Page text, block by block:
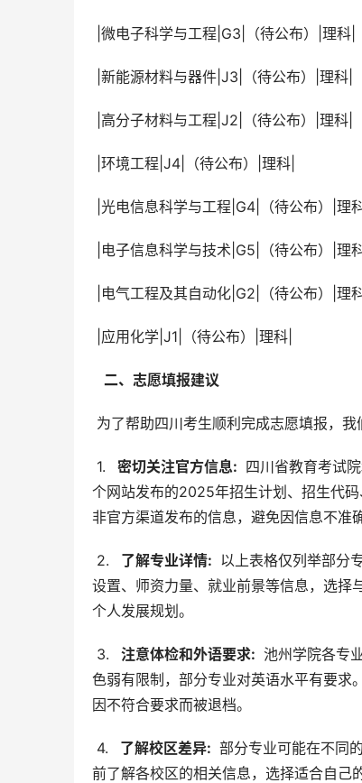
|微电子科学与工程|G3|（待公布）|理科|
|新能源材料与器件|J3|（待公布）|理科|
|高分子材料与工程|J2|（待公布）|理科|
|环境工程|J4|（待公布）|理科|
|光电信息科学与工程|G4|（待公布）|理
|电子信息科学与技术|G5|（待公布）|理
|电气工程及其自动化|G2|（待公布）|理
|应用化学|J1|（待公布）|理科|
  二、志愿填报建议
为了帮助四川考生顺利完成志愿填报，我
1.
  密切关注官方信息:
四川省教育考试
个网站发布的2025年招生计划、招生代
非官方渠道发布的信息，避免因信息不准
2.
  了解专业详情:
以上表格仅列举部分
设置、师资力量、就业前景等信息，选择
个人发展规划。
3.
  注意体检和外语要求:
池州学院各专
色弱有限制，部分专业对英语水平有要求
因不符合要求而被退档。
4.
  了解校区差异:
部分专业可能在不同
前了解各校区的相关信息，选择适合自己